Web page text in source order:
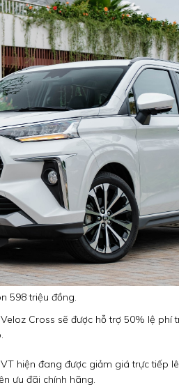
598 triệu đồng.
Cross sẽ được hỗ trợ 50% lệ phí
hiện đang được giảm giá trực tiếp
ưu đãi chính hãng.